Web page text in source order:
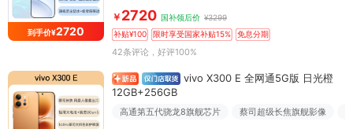
到手价¥2720
￥ 2720 国补领后价 ¥3299
补贴¥100
限时享受国家补贴15% 免息分期
42条评论 ，好评100%
vivo X300 E 全网通5G版 日光橙
12GB+256GB
高通第五代骁龙8旗舰芯片 蔡司超级长焦旗舰影像